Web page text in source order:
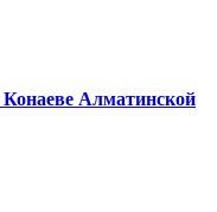
Конаеве Алматинской